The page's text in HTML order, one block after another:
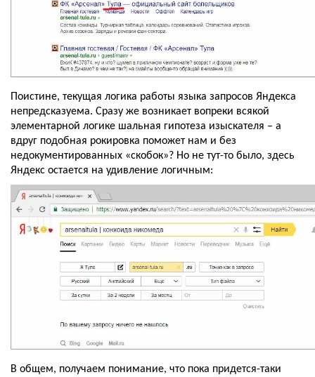
Поистине, текущая логика работы языка запросов Яндекса
непредсказуема. Сразу же возникает вопреки всякой
элементарной логике шальная гипотеза изыскателя – а
вдруг подобная рокировка поможет нам и без
недокументированных «скобок»? Но не тут-то было, здесь
Яндекс остается на удивление логичным:
В общем, получаем понимание, что пока придется-таки